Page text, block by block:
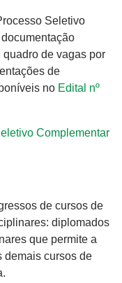
Seletivo
de vagas por
de
no Edital nº
Complementar
de cursos de
diplomados
que permite a
demais cursos de